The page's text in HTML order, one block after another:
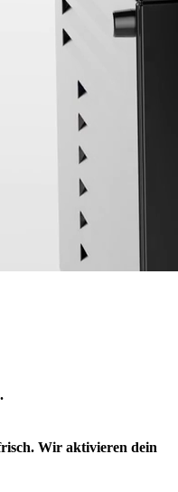
Wir aktivieren dein